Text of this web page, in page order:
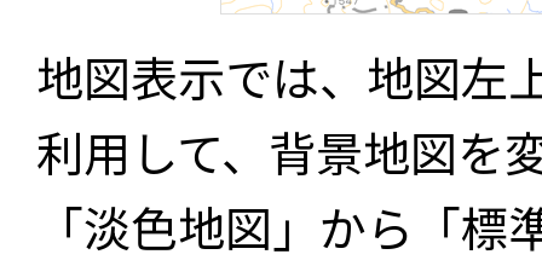
地図表示では、地図左
利用して、背景地図を
「淡色地図」から「